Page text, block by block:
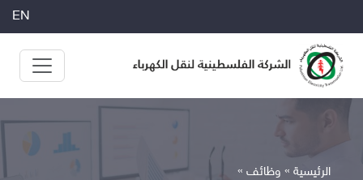
EN
الرئيسية » وظائف »